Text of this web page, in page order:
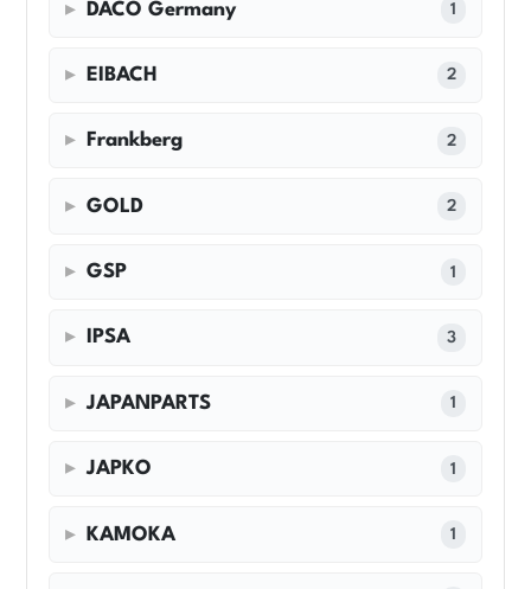
DACO Germany 1
EIBACH 2
Frankberg 2
GOLD 2
GSP 1
IPSA 3
JAPANPARTS 1
JAPKO 1
KAMOKA 1